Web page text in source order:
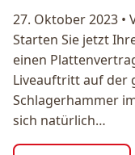
27. Oktober 2023 •
Starten Sie jetzt
einen
Liveauftritt auf der
Schlagerhammer
sich natürlich…